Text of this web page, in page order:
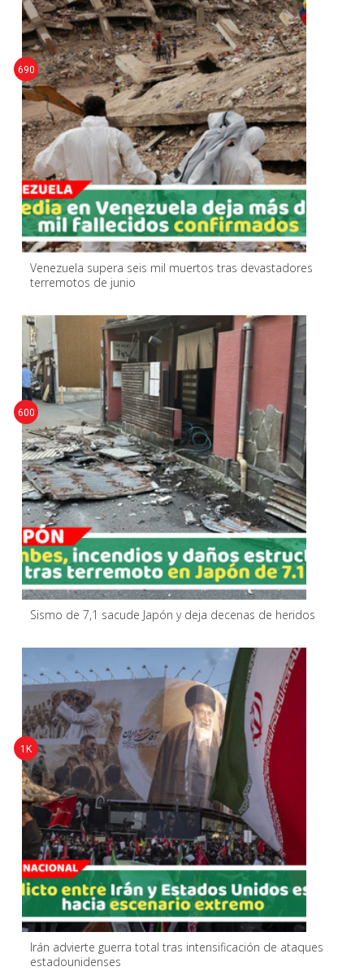
Venezuela supera seis mil muertos tras devastadores
terremotos de junio
690
Sismo de 7,1 sacude Japón y deja decenas de heridos
600
Irán advierte guerra total tras intensificación de ataques
estadounidenses
1K